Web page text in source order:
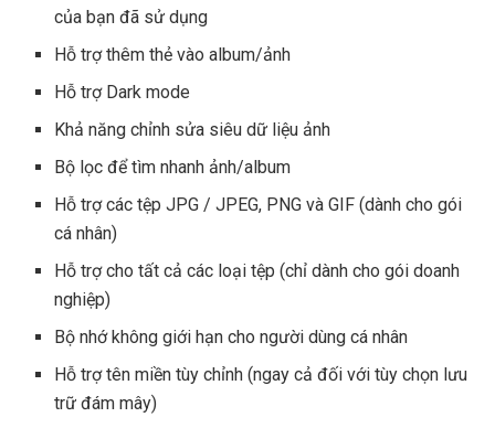
của bạn đã sử dụng
Hỗ trợ thêm thẻ vào album/ảnh
Hỗ trợ Dark mode
Khả năng chỉnh sửa siêu dữ liệu ảnh
Bộ lọc để tìm nhanh ảnh/album
Hỗ trợ các tệp JPG / JPEG, PNG và GIF (dành cho gói
cá nhân)
Hỗ trợ cho tất cả các loại tệp (chỉ dành cho gói doanh
nghiệp)
Bộ nhớ không giới hạn cho người dùng cá nhân
Hỗ trợ tên miền tùy chỉnh (ngay cả đối với tùy chọn lưu
trữ đám mây)